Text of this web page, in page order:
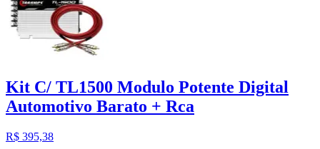
Kit C/ TL1500 Modulo Potente Digital
Automotivo Barato + Rca
R$ 395,38